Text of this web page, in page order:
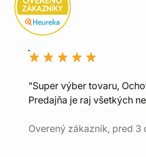
"Super výber tovaru,
Predajňa je raj všetkých
Overený zákazník, pred 3